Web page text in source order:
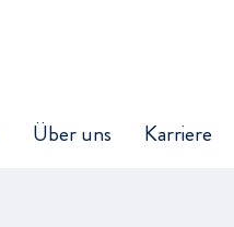
Über uns Karriere